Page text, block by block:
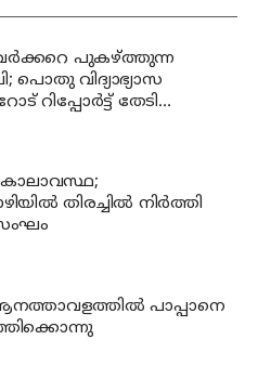
പുകഴ്ത്തുന്ന
പൊതു വിദ്യാഭ്യാസ
റിപ്പോര്‍ട്ട് തേടി
തിരച്ചില്‍ നിര്‍ത്തി
പാപ്പാനെ